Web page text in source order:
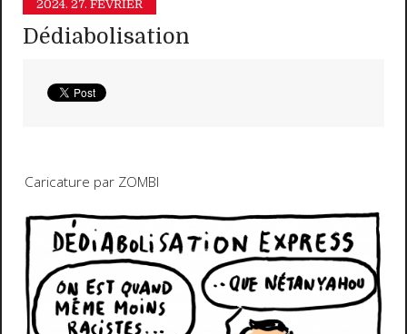
2024. 27. FÉVRIER
Dédiabolisation
Caricature par ZOMBI